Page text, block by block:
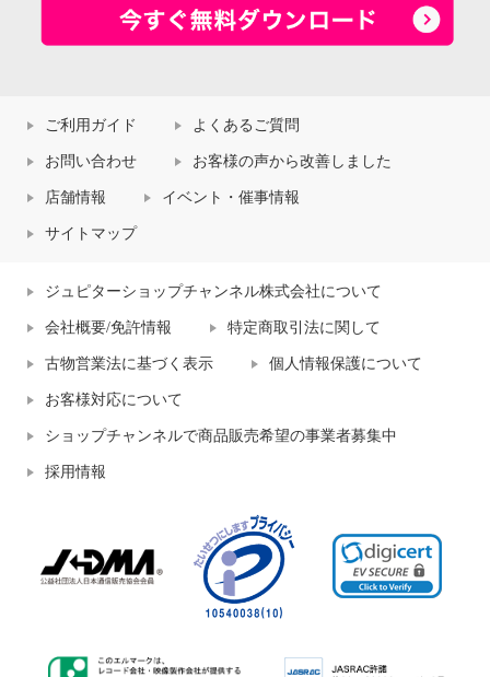
ご利用ガイド よくあるご質問
お問い合わせ お客様の声から改善しました
店舗情報 イベント・催事情報
サイトマップ
ジュピターショップチャンネル株式会社について
会社概要/免許情報 特定商取引法に関して
古物営業法に基づく表示 個人情報保護について
お客様対応について
ショップチャンネルで商品販売希望の事業者募集中
採用情報